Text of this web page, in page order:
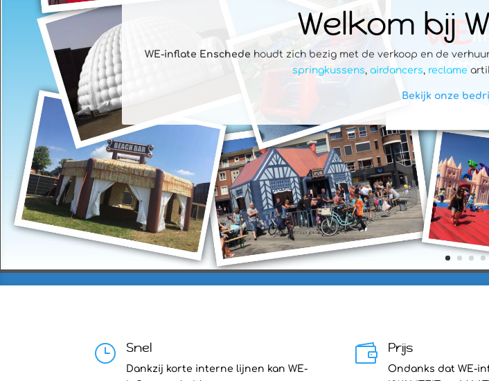
Welkom bij
WE-inflate Enschede houdt zich bezig met de verkoop en de
springkussens, airdancers, reclame
Bekijk onze
} Snel
Dankzij korte interne lijnen kan WE-
 Prijs
Ondanks dat WE-